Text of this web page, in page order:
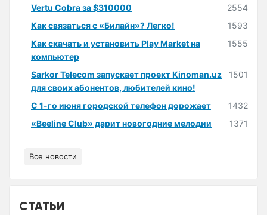
Vertu Cobra за $310000
2554
Как связаться с «Билайн»? Легко!
1593
Как скачать и установить Play Market на
компьютер
1555
Sarkor Telecom запускает проект Kinoman.uz
для своих абонентов, любителей кино!
1501
С 1-го июня городской телефон дорожает
1432
«Beeline Club» дарит новогодние мелодии
1371
Все новости
СТАТЬИ